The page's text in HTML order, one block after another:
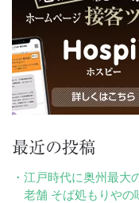
シ
ョ
ン
最近の投稿
江戸時代に奥州最大
老舗 そば処もりやの